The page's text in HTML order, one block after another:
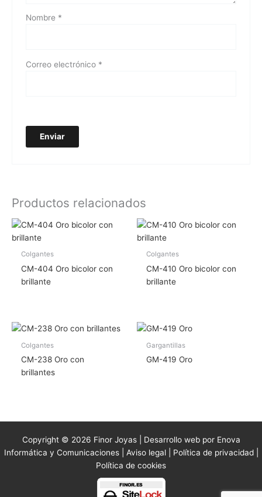
Nombre *
Correo electrónico *
Productos relacionados
Colgantes
CM-404 Oro bicolor con
brillante
Colgantes
CM-410 Oro bicolor con
brillante
Colgantes
CM-238 Oro con
brillantes
Gargantillas
GM-419 Oro
Copyright © 2026 Finor Joyas | Desarrollo web por Enova
Informática y Comunicaciones | Aviso legal| Política de privacidad|
Política de cookies